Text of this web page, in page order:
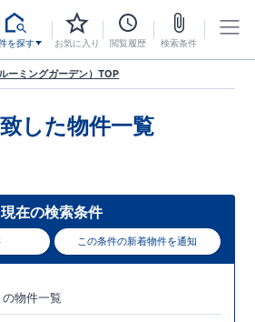
を探す お気に入り 閲覧履歴 検索条件
ーミングガーデン）TOP
した物件一覧
現在の検索条件
この条件の新着物件を通知
の物件一覧